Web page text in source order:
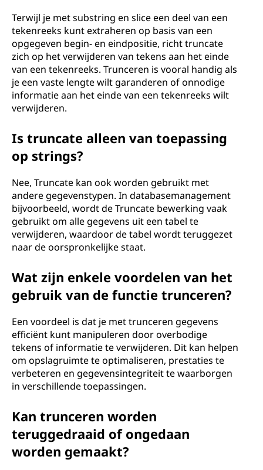
Terwijl je met substring en slice een deel van een
tekenreeks kunt extraheren op basis van een
opgegeven begin- en eindpositie, richt truncate
zich op het verwijderen van tekens aan het einde
van een tekenreeks. Trunceren is vooral handig als
je een vaste lengte wilt garanderen of onnodige
informatie aan het einde van een tekenreeks wilt
verwijderen.
Is truncate alleen van toepassing
op strings?
Nee, Truncate kan ook worden gebruikt met
andere gegevenstypen. In databasemanagement
bijvoorbeeld, wordt de Truncate bewerking vaak
gebruikt om alle gegevens uit een tabel te
verwijderen, waardoor de tabel wordt teruggezet
naar de oorspronkelijke staat.
Wat zijn enkele voordelen van het
gebruik van de functie trunceren?
Een voordeel is dat je met trunceren gegevens
efficiënt kunt manipuleren door overbodige
tekens of informatie te verwijderen. Dit kan helpen
om opslagruimte te optimaliseren, prestaties te
verbeteren en gegevensintegriteit te waarborgen
in verschillende toepassingen.
Kan trunceren worden
teruggedraaid of ongedaan
worden gemaakt?